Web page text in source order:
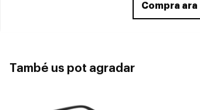
Compra ara
També us pot agradar